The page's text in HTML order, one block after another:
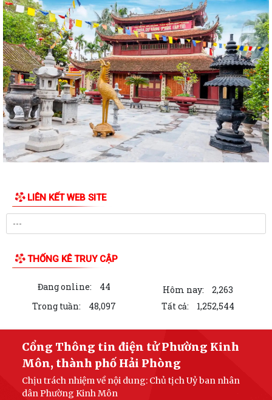
LIÊN KẾT WEB SITE
THỐNG KÊ TRUY CẬP
Đang online: 44 Hôm nay:
2,263
Trong tuần:
48,097 Tất cả: 1,252,544
Cổng Thông tin điện tử Phường Kinh
Môn, thành phố Hải Phòng
Chịu trách nhiệm về nội dung: Chủ tịch Uỷ ban nhân
dân Phường Kinh Môn